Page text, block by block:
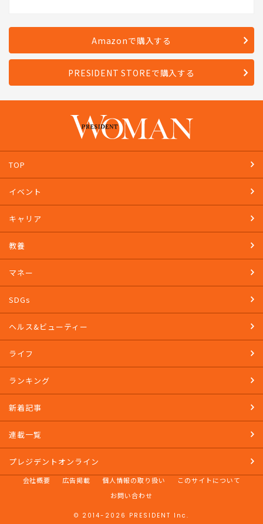
Amazonで購入する
PRESIDENT STOREで購入する
TOP
イベント
キャリア
教養
マネー
SDGs
ヘルス&ビューティー
ライフ
ランキング
新着記事
連載一覧
プレジデントオンライン
会社概要 広告掲載 個人情報の取り扱い
このサイトについて
お問い合わせ
© 2014-2026 PRESIDENT Inc.